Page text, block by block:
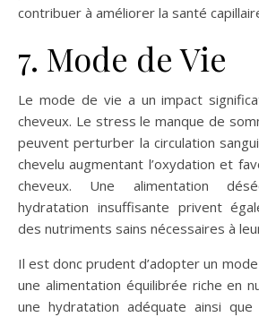
contribuer à améliorer la santé
7. Mode de Vie
Le mode de vie a un impact
cheveux. Le stress le manque de
peuvent perturber la circulation
chevelu augmentant l’oxydation et
cheveux. Une alimentation
hydratation insuffisante privent
des nutriments sains nécessaires à
Il est donc prudent d’adopter un
une alimentation équilibrée riche en
une hydratation adéquate ainsi